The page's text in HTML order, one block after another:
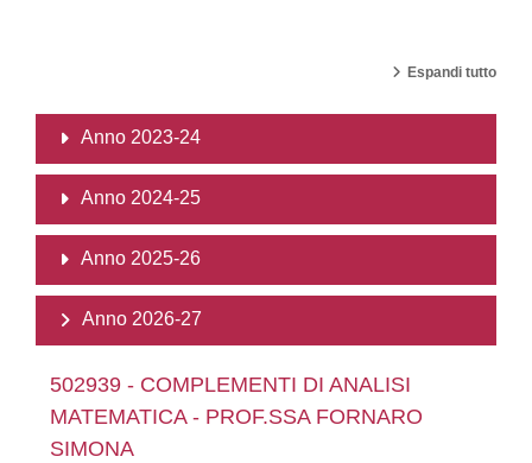
Espandi tutto
Anno 2023-24
Anno 2024-25
Anno 2025-26
Anno 2026-27
502939 - COMPLEMENTI DI ANALISI
MATEMATICA - PROF.SSA FORNARO
SIMONA